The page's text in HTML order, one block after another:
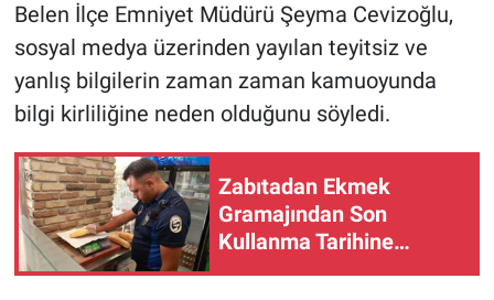
Belen İlçe Emniyet Müdürü Şeyma Cevizoğlu,
sosyal medya üzerinden yayılan teyitsiz ve
yanlış bilgilerin zaman zaman kamuoyunda
bilgi kirliliğine neden olduğunu söyledi.
Zabıtadan Ekmek
Gramajından Son
Kullanma Tarihine